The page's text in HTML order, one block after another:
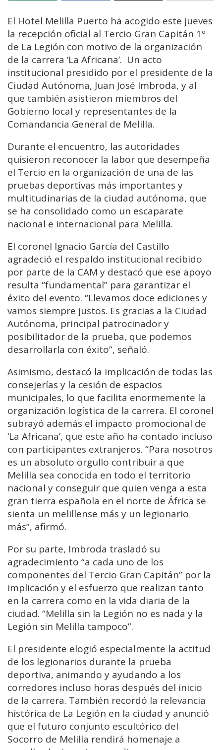
El Hotel Melilla Puerto ha acogido este jueves
la recepción oficial al Tercio Gran Capitán 1º
de La Legión con motivo de la organización
de la carrera ‘La Africana’. Un acto
institucional presidido por el presidente de la
Ciudad Autónoma, Juan José Imbroda, y al
que también asistieron miembros del
Gobierno local y representantes de la
Comandancia General de Melilla.
Durante el encuentro, las autoridades
quisieron reconocer la labor que desempeña
el Tercio en la organización de una de las
pruebas deportivas más importantes y
multitudinarias de la ciudad autónoma, que
se ha consolidado como un escaparate
nacional e internacional para Melilla.
El coronel Ignacio García del Castillo
agradeció el respaldo institucional recibido
por parte de la CAM y destacó que ese apoyo
resulta “fundamental” para garantizar el
éxito del evento. “Llevamos doce ediciones y
vamos siempre justos. Es gracias a la Ciudad
Autónoma, principal patrocinador y
posibilitador de la prueba, que podemos
desarrollarla con éxito”, señaló.
Asimismo, destacó la implicación de todas las
consejerías y la cesión de espacios
municipales, lo que facilita enormemente la
organización logística de la carrera. El coronel
subrayó además el impacto promocional de
‘La Africana’, que este año ha contado incluso
con participantes extranjeros. “Para nosotros
es un absoluto orgullo contribuir a que
Melilla sea conocida en todo el territorio
nacional y conseguir que quien venga a esta
gran tierra española en el norte de África se
sienta un melillense más y un legionario
más”, afirmó.
Por su parte, Imbroda trasladó su
agradecimiento “a cada uno de los
componentes del Tercio Gran Capitán” por la
implicación y el esfuerzo que realizan tanto
en la carrera como en la vida diaria de la
ciudad. “Melilla sin la Legión no es nada y la
Legión sin Melilla tampoco”.
El presidente elogió especialmente la actitud
de los legionarios durante la prueba
deportiva, animando y ayudando a los
corredores incluso horas después del inicio
de la carrera. También recordó la relevancia
histórica de La Legión en la ciudad y anunció
que el futuro conjunto escultórico del
Socorro de Melilla rendirá homenaje a